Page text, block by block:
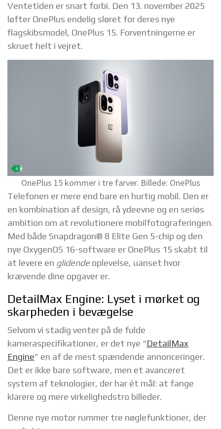
Ventetiden er snart forbi. Den 13. november 2025
løfter OnePlus endelig sløret for deres nye
flagskibsmodel, OnePlus 15. Forventningerne er
skruet helt i vejret.
OnePlus 15 kommer i tre farver. Billede: OnePlus
Telefonen er mere end bare en hurtig mobil. Den er
en kombination af design, rå ydeevne og en seriøs
ambition om at revolutionere mobilfotograferingen.
Med både Snapdragon® 8 Elite Gen 5-chip og den
nye OxygenOS 16-software er OnePlus 15 skabt til
at levere en glidende oplevelse, uanset hvor
krævende dine opgaver er.
DetailMax Engine: Lyset i mørket og
skarpheden i bevægelse
Selvom vi stadig venter på de fulde
kameraspecifikationer, er det nye “DetailMax
Engine” en af de mest spændende annonceringer.
Det er ikke bare software, men et avanceret
system af teknologier, der har ét mål: at fange
klarere og mere virkelighedstro billeder.
Denne nye motor rummer tre nøglefunktioner, der